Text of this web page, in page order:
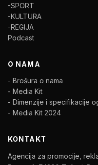
-SPORT
-KULTURA
-REGIJA
Podcast
O NAMA
- Brošura o nama
- Media Kit
- Dimenzije i specifikacije
- Media Kit 2024
KONTAKT
Agencija za promocije,